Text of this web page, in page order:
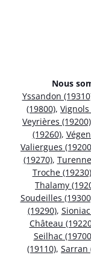
Nous
Yssandon
(19800), Vignols
Veyrières (19200)
(19260),
Valiergues
(19270),
Troche (19230)
Thalamy
Soudeilles
(19290),
Château
Seilhac
(19110), Sarran